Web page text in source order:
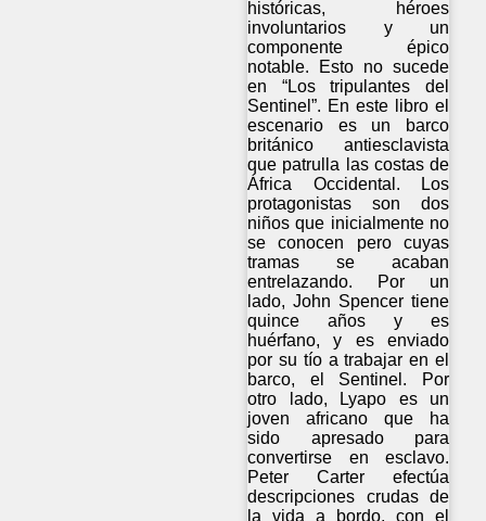
históricas, héroes
involuntarios y un
componente épico
notable. Esto no sucede
en “Los tripulantes del
Sentinel”. En este libro el
escenario es un barco
británico antiesclavista
que patrulla las costas de
África Occidental. Los
protagonistas son dos
niños que inicialmente no
se conocen pero cuyas
tramas se acaban
entrelazando. Por un
lado, John Spencer tiene
quince años y es
huérfano, y es enviado
por su tío a trabajar en el
barco, el Sentinel. Por
otro lado, Lyapo es un
joven africano que ha
sido apresado para
convertirse en esclavo.
Peter Carter efectúa
descripciones crudas de
la vida a bordo, con el